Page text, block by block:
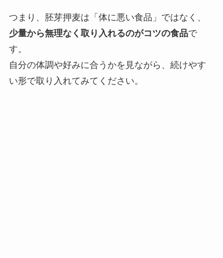
つまり、胚芽押麦は「体に悪い食品」ではなく、
少量から無理なく取り入れるのがコツの食品で
す。
自分の体調や好みに合うかを見ながら、続けやす
い形で取り入れてみてください。